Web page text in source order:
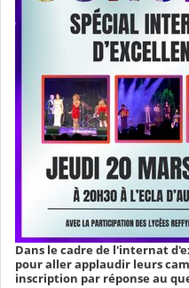
Dans le cadre de l'internat
pour aller applaudir leurs
inscription par réponse au